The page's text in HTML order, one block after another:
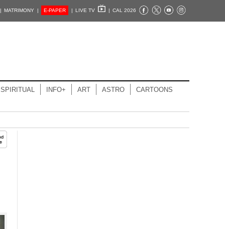
MATRIMONY | E-PAPER | LIVE TV | CAL 2026
SPIRITUAL INFO+ ART ASTRO CARTOONS